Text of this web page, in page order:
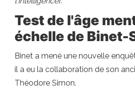
Test de l'âge
échelle de Binet-
Binet a mené une nouvelle
il a eu la collaboration de son
Théodore Simon.